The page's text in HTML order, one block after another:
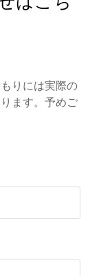
りには実際の
ます。予めご